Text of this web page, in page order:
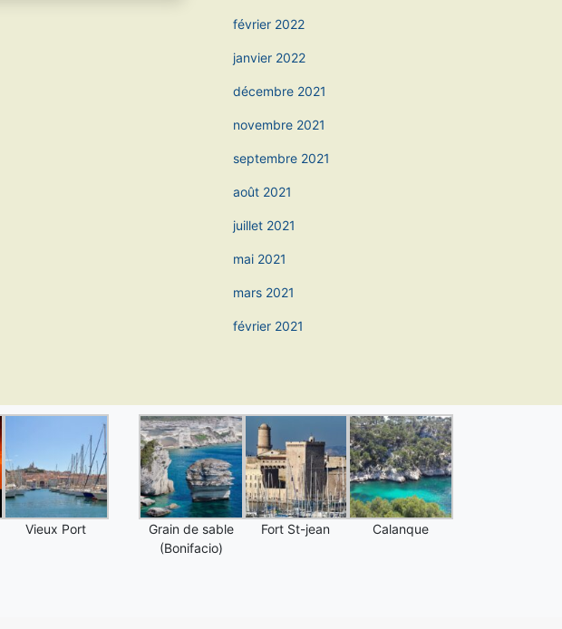
février 2022
janvier 2022
décembre 2021
novembre 2021
septembre 2021
août 2021
juillet 2021
mai 2021
mars 2021
février 2021
Vieux Port
Grain de sable
(Bonifacio)
Fort St-jean Calanque